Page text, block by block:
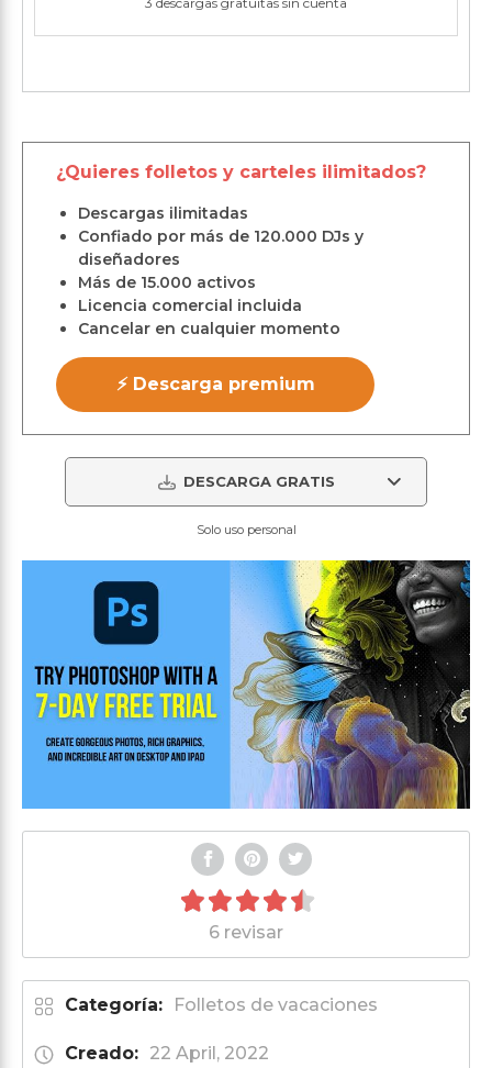
¿Quieres folletos y carteles ilimitados?
Descargas ilimitadas
Confiado por más de 120.000 DJs y
diseñadores
Más de 15.000 activos
Licencia comercial incluida
Cancelar en cualquier momento
⚡ Descarga premium
DESCARGA GRATIS
Solo uso personal
6 revisar
Categoría: Folletos de vacaciones
Creado: 22 April, 2022